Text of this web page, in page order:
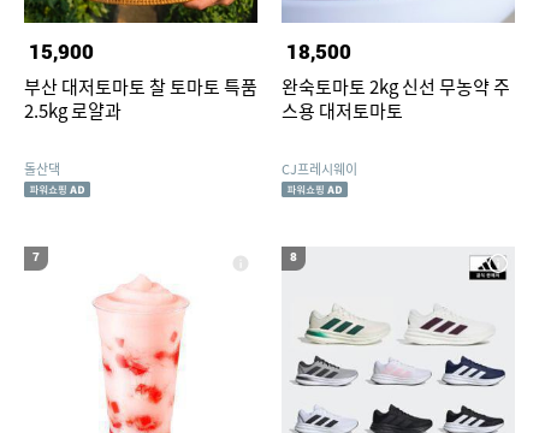
15,900
부산 대저토마토 찰 토마토 특품
2.5kg 로얄과
돌산댁
18,500
완숙토마토 2kg 신선 무농약 주
스용 대저토마토
CJ프레시웨이
7 8